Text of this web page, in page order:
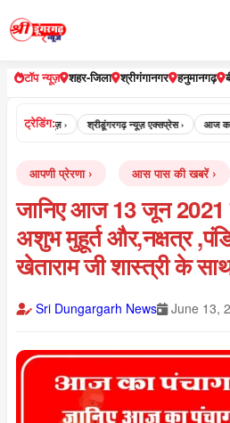
टॉप न्यूज़ शहर-जिला श्रीगंगानगर हनुमानगढ़
ट्रेडिंग:
डूंगरगढ़ न्यूज़ › श्रीडूंगरगढ़ न्यूज़ एक्सप्रेस › आज का
आपणी प्रेरणा आस पास की खबरें
जानिए आज 13 जून 2021
अशुभ मुहूर्त और,नक्षत्र
खेताराम जी शास्त्री के
Sri Dungargarh News June 13,